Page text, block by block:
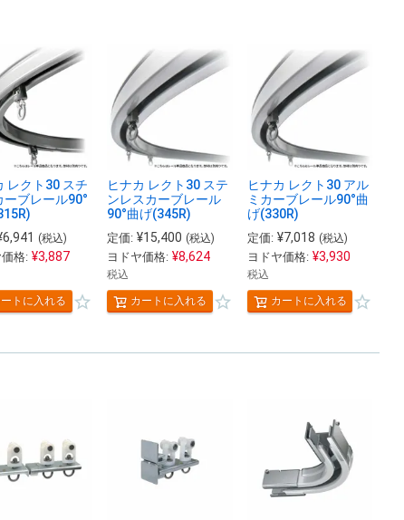
レクト30 スチ
ーブレール90°
6,941 (税込)
格: ¥3,887
トに入れる
ヒナカ レクト30 ステ
ンレスカーブレール
90°曲げ(345R)
定価: ¥15,400 (税込)
ヨドヤ価格: ¥8,624
税込
カートに入れる
ヒナカ レクト30 アル
ミカーブレール90°曲
げ(330R)
定価: ¥7,018 (税込)
ヨドヤ価格: ¥3,930
税込
カートに入れる